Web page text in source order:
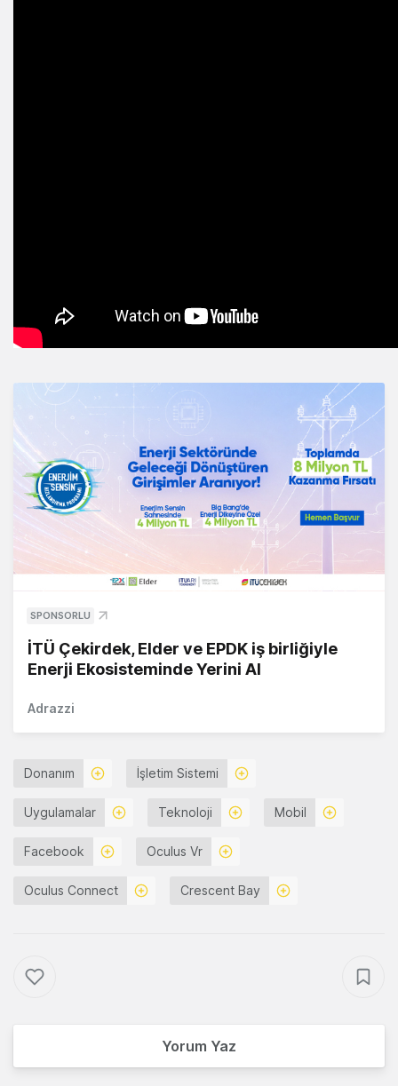
SPONSORLU
İTÜ Çekirdek, Elder ve EPDK iş birliğiyle
Enerji Ekosisteminde Yerini Al
Adrazzi
Donanım İşletim Sistemi
Uygulamalar Teknoloji Mobil
Facebook Oculus Vr
Oculus Connect Crescent Bay
Yorum Yaz